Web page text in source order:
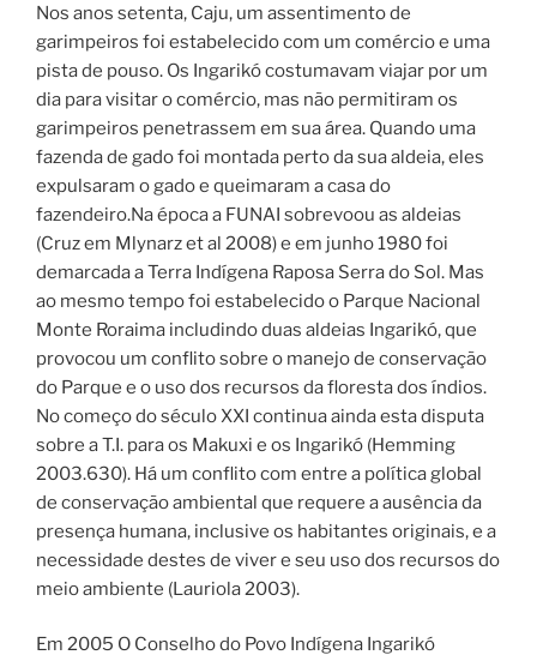
Nos anos setenta, Caju, um assentimento de
garimpeiros foi estabelecido com um comércio e uma
pista de pouso. Os Ingarikó costumavam viajar por um
dia para visitar o comércio, mas não permitiram os
garimpeiros penetrassem em sua área. Quando uma
fazenda de gado foi montada perto da sua aldeia, eles
expulsaram o gado e queimaram a casa do
fazendeiro.Na época a FUNAI sobrevoou as aldeias
(Cruz em Mlynarz et al 2008) e em junho 1980 foi
demarcada a Terra Indígena Raposa Serra do Sol. Mas
ao mesmo tempo foi estabelecido o Parque Nacional
Monte Roraima includindo duas aldeias Ingarikó, que
provocou um conflito sobre o manejo de conservação
do Parque e o uso dos recursos da floresta dos índios.
No começo do século XXI continua ainda esta disputa
sobre a T.I. para os Makuxi e os Ingarikó (Hemming
2003.630). Há um conflito com entre a política global
de conservação ambiental que requere a ausência da
presença humana, inclusive os habitantes originais, e a
necessidade destes de viver e seu uso dos recursos do
meio ambiente (Lauriola 2003).
Em 2005 O Conselho do Povo Indígena Ingarikó